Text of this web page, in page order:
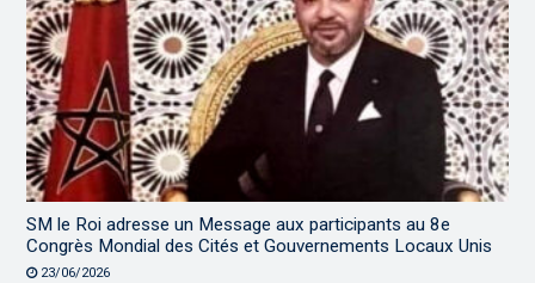
SM le Roi adresse un Message aux participants au 8e
Congrès Mondial des Cités et Gouvernements Locaux Unis
23/06/2026